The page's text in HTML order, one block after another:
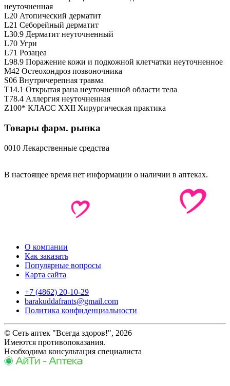
неуточненная
L20 Атопический дерматит
L21 Себорейный дерматит
L30.9 Дерматит неуточненный
L70 Угри
L71 Розацеа
L98.9 Поражение кожи и подкожной клетчатки неуточненное
M42 Остеохондроз позвоночника
S06 Внутричерепная травма
T14.1 Открытая рана неуточненной области тела
T78.4 Аллергия неуточненная
Z100* КЛАСС XXII Хирургическая практика
Товары фарм. рынка
0010 Лекарственные средства
В настоящее время нет информации о наличии в аптеках.
О компании
Как заказать
Популярные вопросы
Карта сайта
+7 (4862) 20-10-29
barakuddafrants@gmail.com
Политика конфиденциальности
© Сеть аптек "Всегда здоров!", 2026
Имеются противопоказания.
Необходима консультация специалиста